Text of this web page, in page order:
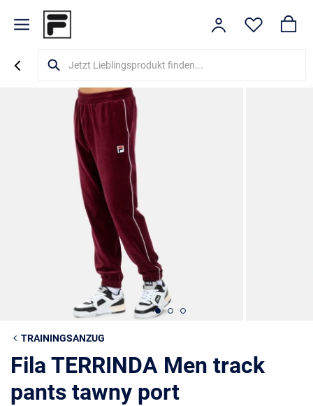
TRAININGSANZUG
Fila TERRINDA Men track
pants tawny port